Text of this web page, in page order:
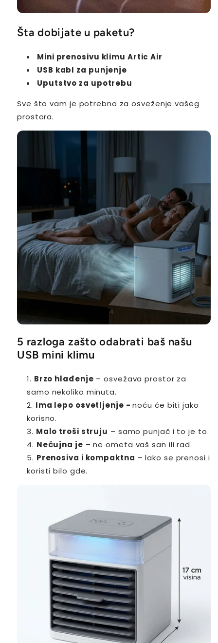
Šta dobijate u paketu?
Mini prenosivu klimu Artic Air
USB kabl za punjenje
Uputstvo za upotrebu
Sve što vam je potrebno za osveženje vašeg
prostora.
5 razloga zašto odabrati baš našu
USB mini klimu
Brzo hlađenje – osvežava prostor za
samo nekoliko minuta.
Ima lepo osvetljenje -noću će biti jako
korisno.
Malo troši struju – samo punjač i to je to.
Nečujna je – ne ometa vaš san ili rad.
Prenosiva i kompaktna – lako se prenosi i
koristi bilo gde.